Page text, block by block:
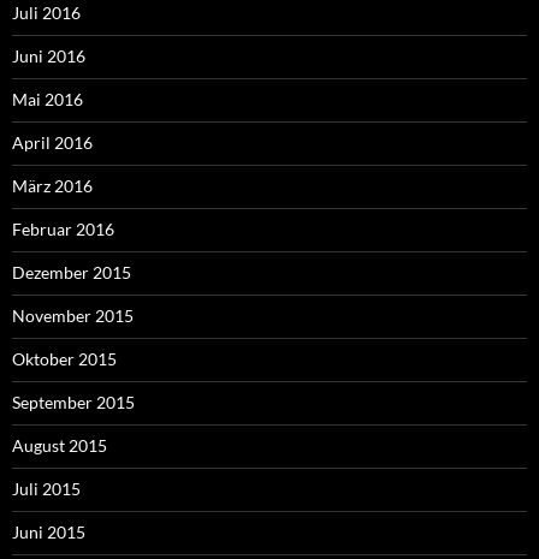
Juli 2016
Juni 2016
Mai 2016
April 2016
März 2016
Februar 2016
Dezember 2015
November 2015
Oktober 2015
September 2015
August 2015
Juli 2015
Juni 2015